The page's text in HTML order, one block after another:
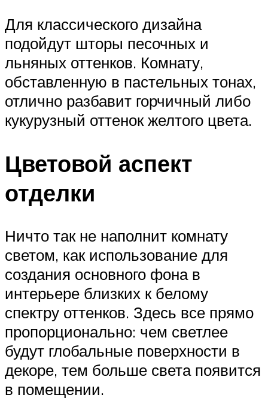
Для классического дизайна
подойдут шторы песочных и
льняных оттенков. Комнату,
обставленную в пастельных тонах,
отлично разбавит горчичный либо
кукурузный оттенок желтого цвета.
Цветовой аспект
отделки
Ничто так не наполнит комнату
светом, как использование для
создания основного фона в
интерьере близких к белому
спектру оттенков. Здесь все прямо
пропорционально: чем светлее
будут глобальные поверхности в
декоре, тем больше света появится
в помещении.